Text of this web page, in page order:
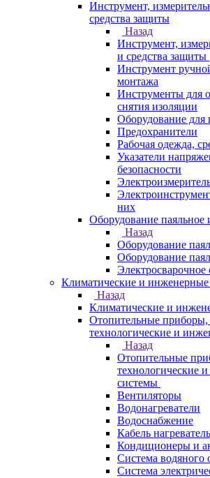
Инструмент,
средства защиты
Назад
Инструмент,
и средства защиты
Инструмент
монтажа
Инструменты для
снятия изоляции
Оборудование для
Предохранители
Рабочая одежда,
Указатели
безопасности
них
Оборудование паяльное
Назад
Оборудование
Оборудование
Электросварочное
Климатические и
Назад
Климатические и
Отопительные приборы,
технологические и
Назад
Отопительные
технологические
системы
Вентиляторы
Водонагреватели
Водоснабжение
Кабель
Кондиционеры и
Система водяного
Система